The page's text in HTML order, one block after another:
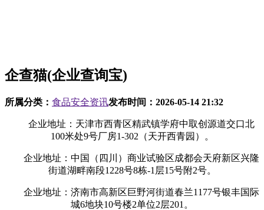
企查猫(企业查询宝)
所属分类： 食品安全资讯发布时间： 2026-05-14 21:32
企业地址：天津市西青区精武镇学府中取创源道交口北
100米处9号厂房1-302（天开西青园）。
企业地址：中国（四川）商业试验区成都会天府新区兴隆
街道湖畔南段1228号8栋-1层15号附2号。
企业地址：济南市高新区巨野河街道春兰1177号银丰国际
城6地块10号楼2单位2层201。